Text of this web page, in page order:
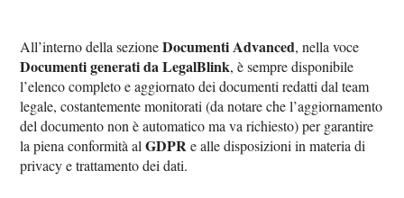
All’interno della sezioneDocumenti Advanced, nella voce
Documenti generati da LegalBlink, è sempre disponibile
l’elenco completo e aggiornato dei documenti redatti dal team
legale, costantemente monitorati (da notare che l’aggiornamento
del documento non è automatico ma va richiesto) per garantire
la piena conformità alGDPRe alle disposizioni in materia di
privacy e trattamento dei dati.